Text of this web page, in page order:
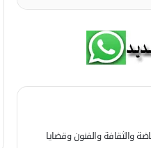
والثقافة والفنون وقضايا